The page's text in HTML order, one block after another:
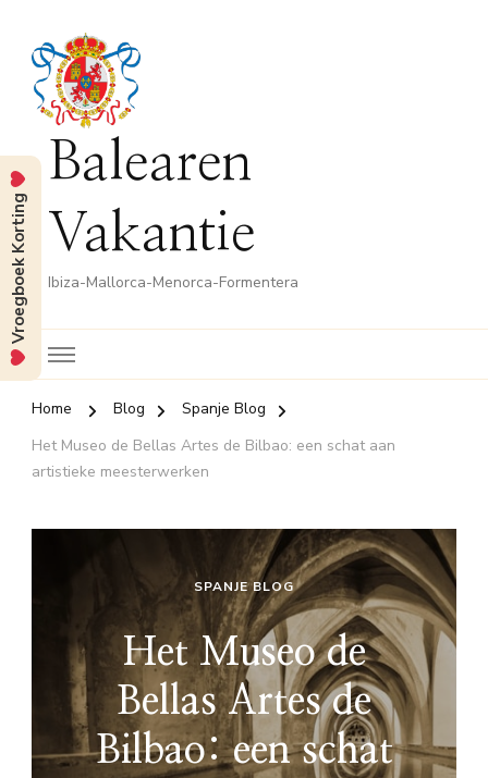
Balearen
Vakantie
Ibiza-Mallorca-Menorca-Formentera
Home Blog
Spanje Blog
Het Museo de Bellas Artes de Bilbao: een schat aan
artistieke meesterwerken
SPANJE BLOG
Het Museo de
Bellas Artes de
Bilbao: een schat
Vroegboek Korting